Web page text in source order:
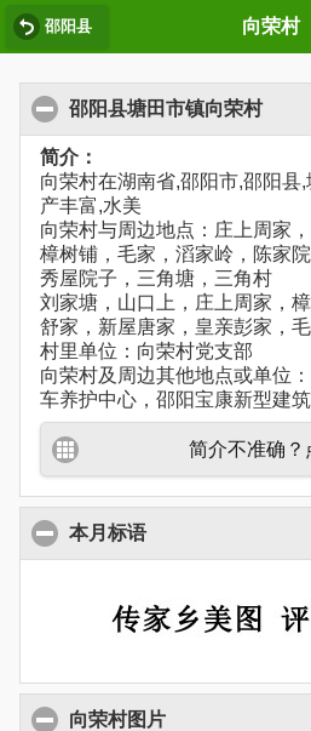
邵阳县 向荣村
邵阳县塘田市镇向荣村
简介：
向荣村在湖南省,邵阳市,邵阳县
产丰富,水美
向荣村与周边地点：庄上周家
樟树铺，毛家，滔家岭，陈家
秀屋院子，三角塘，三角村
刘家塘，山口上，庄上周家，
舒家，新屋唐家，皇亲彭家，毛
村里单位：向荣村党支部
向荣村及周边其他地点或单位
车养护中心，邵阳宝康新型建
简介不准确？
本月标语
向荣村图片